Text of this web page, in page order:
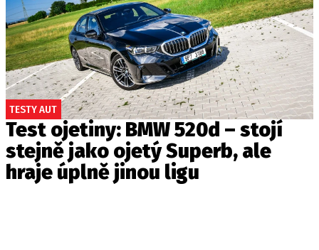
TESTY AUT
Test ojetiny: BMW 520d – stojí
stejně jako ojetý Superb, ale
hraje úplně jinou ligu